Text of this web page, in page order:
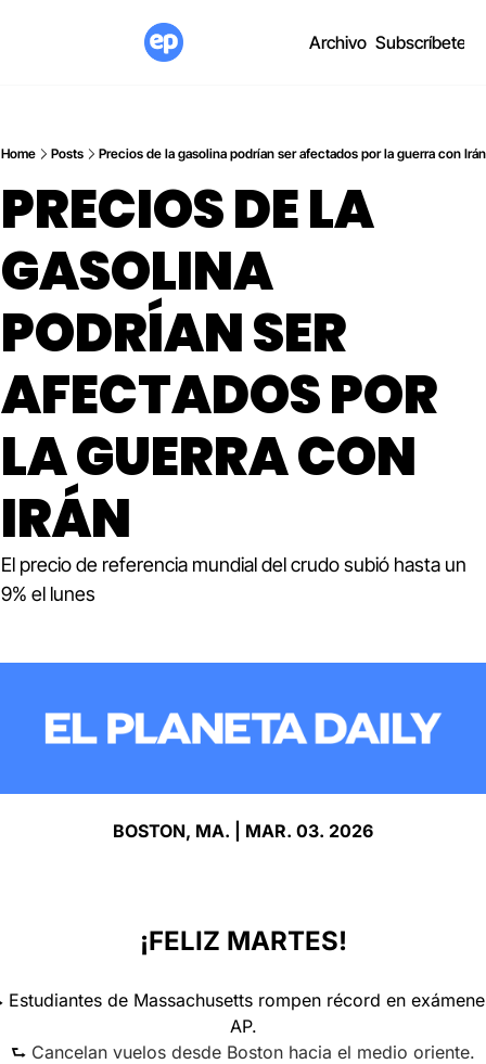
Archivo Subscríbete
Home Posts Precios de la gasolina podrían ser afectados por la guerra con Irán
PRECIOS DE LA
GASOLINA
PODRÍAN SER
AFECTADOS POR
LA GUERRA CON
IRÁN
El precio de referencia mundial del crudo subió hasta un
9% el lunes
BOSTON, MA. | MAR. 03. 2026
¡FELIZ MARTES!
de Massachusetts rompen récord en
AP.
⮑ Cancelan vuelos desde Boston hacia el medio oriente.